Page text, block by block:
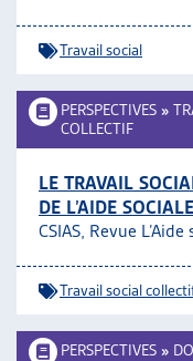
Travail social
PERSPECTIVES »
COLLECTIF
LE TRAVAIL
DE L’AIDE SOCIALE
CSIAS, Revue
Travail social
PERSPECTIVES »